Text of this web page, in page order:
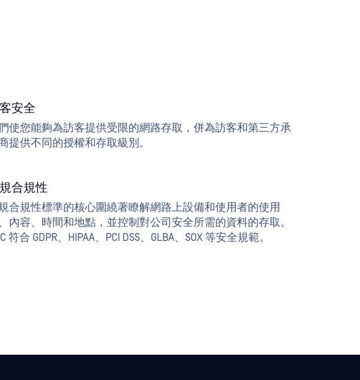
安全
使您能夠為訪客提供受限的網路存取，併為訪客和第三方承
提供不同的授權和存取級別。
合規性
合規性標準的核心圍繞著瞭解網路上設備和使用者的使用
內容、時間和地點，並控制對公司安全所需的資料的存取。
符合 GDPR、HIPAA、PCI DSS、GLBA、SOX 等安全規範。